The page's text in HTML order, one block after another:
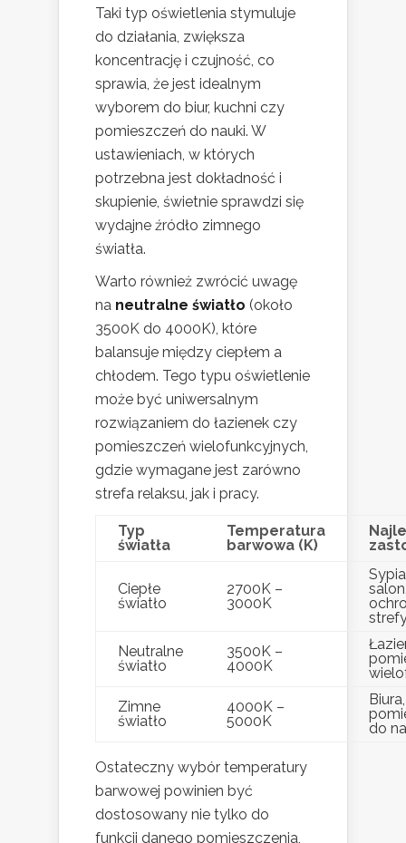
Taki typ oświetlenia stymuluje
do działania, zwiększa
koncentrację i czujność, co
sprawia, że jest idealnym
wyborem do biur, kuchni czy
pomieszczeń do nauki. W
ustawieniach, w których
potrzebna jest dokładność i
skupienie, świetnie sprawdzi się
wydajne źródło zimnego
światła.
Warto również zwrócić uwagę
na neutralne światło (około
3500K do 4000K), które
balansuje między ciepłem a
chłodem. Tego typu oświetlenie
może być uniwersalnym
rozwiązaniem do łazienek czy
pomieszczeń wielofunkcyjnych,
gdzie wymagane jest zarówno
strefa relaksu, jak i pracy.
Typ
światła
Temperatura
barwowa (K)
Ciepłe
światło
2700K –
3000K
Neutralne
światło
3500K –
4000K
Zimne
światło
4000K –
5000K
do
Ostateczny wybór temperatury
barwowej powinien być
dostosowany nie tylko do
funkcji danego pomieszczenia,